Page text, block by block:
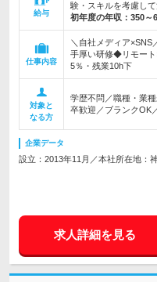
給与
験・スキルを考慮し
初年度の年収： 350～
仕事内容
＼自社メディア
手厚い研修◆リモー
5％・残業10h下
対象と
なる方
学歴不問／職種・業
卒歓迎／ブランクOK
企業データ
設立：2013年11月／本社所在地：
求人詳細を見る